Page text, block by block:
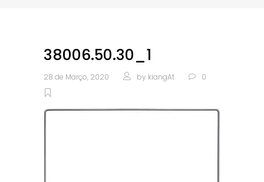
38006.50.30_1
28 de Março, 2020 by kiangAt 0